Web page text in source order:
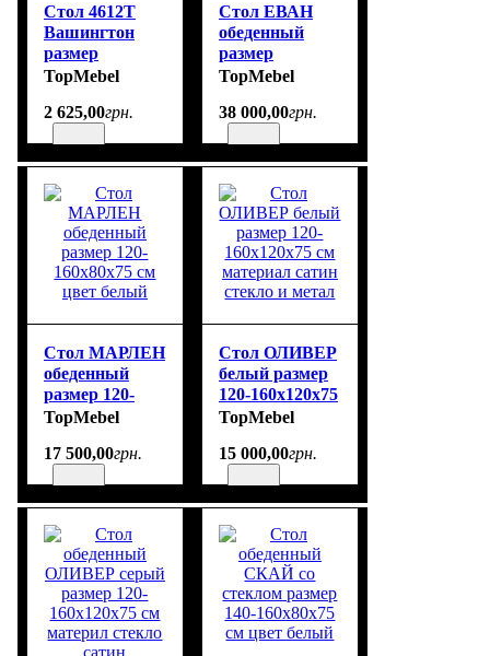
Стол 4612Т
Вашингтон
размер
120х48х114 см
TopMebel
2 625,00грн.
Стол ЕВАН
обеденный
размер
200х100х76 см
мрамор цвет
TopMebel
38 000,00грн.
Стол МАРЛЕН
обеденный
размер 120-
160х80х75 см
TopMebel
17 500,00грн.
Стол ОЛИВЕР
белый размер
120-160х120х75
см материал
метал
TopMebel
15 000,00грн.